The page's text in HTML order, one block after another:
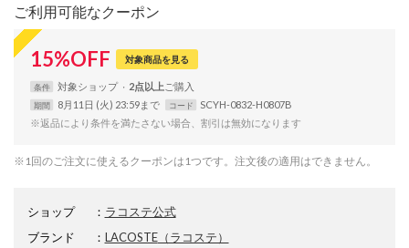
ご利用可能なクーポン
15%OFF 対象商品を見る
条件 対象ショップ 2点以上
期間 8月11日 (火) 23:59まで コード
SCYH-0832-H0807B
※返品により条件を満たさない場合、割引は無効になります
※1回のご注文に使えるクーポンは1つです。注文後の適用はできません。
ショップ ： ラコステ公式
ブランド
： LACOSTE（ラコステ）